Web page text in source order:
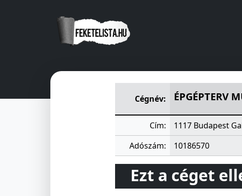
Cégnév:
ÉPGÉPTERV
Cím:
1117 Budapest
Adószám:
10186570
Ezt a céget